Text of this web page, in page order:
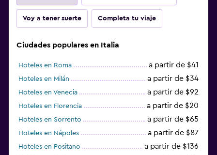
Voy a tener suerte Completa tu viaje
Ciudades populares en Italia
Hoteles en Roma a partir de $41
Hoteles en Milán a partir de $34
Hoteles en Venecia a partir de $92
Hoteles en Florencia a partir de $20
Hoteles en Sorrento a partir de $65
Hoteles en Nápoles a partir de $87
Hoteles en Positano a partir de $136